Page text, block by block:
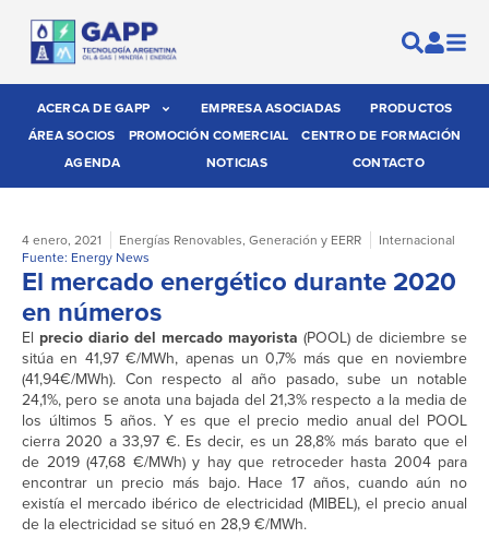
ACERCA DE GAPP EMPRESA ASOCIADAS
PRODUCTOS
ÁREA SOCIOS
PROMOCIÓN COMERCIAL
CENTRO DE FORMACIÓN
AGENDA
NOTICIAS CONTACTO
4 enero, 2021 Energías Renovables, Generación y EERR
Internacional
Fuente: Energy News
El mercado energético durante 2020
en números
El precio diario del mercado mayorista (POOL) de diciembre se
sitúa en 41,97 €/MWh, apenas un 0,7% más que en noviembre
(41,94€/MWh). Con respecto al año pasado, sube un notable
24,1%, pero se anota una bajada del 21,3% respecto a la media de
los últimos 5 años. Y es que el precio medio anual del POOL
cierra 2020 a 33,97 €. Es decir, es un 28,8% más barato que el
de 2019 (47,68 €/MWh) y hay que retroceder hasta 2004 para
encontrar un precio más bajo. Hace 17 años, cuando aún no
existía el mercado ibérico de electricidad (MIBEL), el precio anual
de la electricidad se situó en 28,9 €/MWh.